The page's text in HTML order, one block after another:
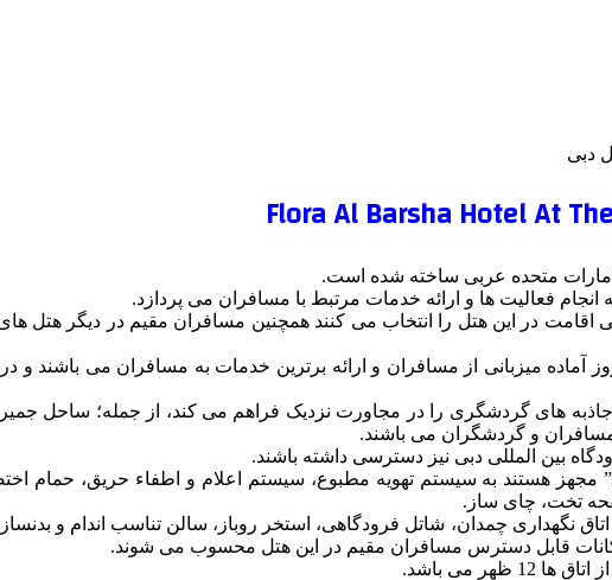
دبی
فعالیت ها و ارائه خدمات مرتبط با مسافران می پردازد.
در این هتل را انتخاب می کنند همچنین مسافران مقیم در دیگر هتل
روز آماده میزبانی از مسافران و ارائه برترین خدمات به مسافران می
مجهز هستند به سیستم تهویه مطبوع، سیستم اعلام و اطفاء حریق، حمام
صفحه تخت، چای ساز.
اتاق نگهداری چمدان، شاتل فرودگاهی، استخر روباز، سالن تناسب اندام و
قابل دسترس مسافران مقیم در این هتل محسوب می شوند.